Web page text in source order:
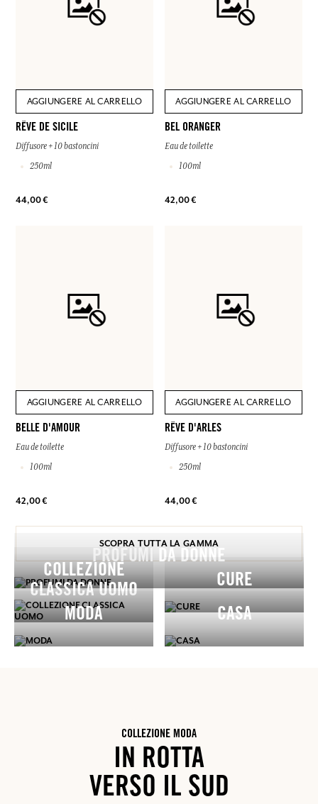
AGGIUNGERE AL CARRELLO
RÊVE DE SICILE
Diffusore + 10 bastoncini
250ml
44,00 €
AGGIUNGERE AL CARRELLO
BEL ORANGER
Eau de toilette
100ml
42,00 €
AGGIUNGERE AL CARRELLO
BELLE D'AMOUR
Eau de toilette
100ml
42,00 €
AGGIUNGERE AL CARRELLO
RÊVE D'ARLES
Diffusore + 10 bastoncini
250ml
44,00 €
SCOPRA TUTTA LA GAMMA
PROFUMI DA DONNE
COLLEZIONE
CLASSICA UOMO
CURE
MODA
CASA
COLLEZIONE MODA
IN ROTTA
VERSO IL SUD